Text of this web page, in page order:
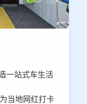
一站式车生活
当地网红打卡